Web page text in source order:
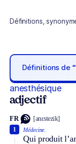
Définitions,
Définitions de
anesthésique
adjectif
FR [anɛstezik]
Médecine.
Qui produit
1